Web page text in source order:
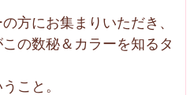
方にお集まりいただき、
の数秘＆カラーを知るタ
こと。